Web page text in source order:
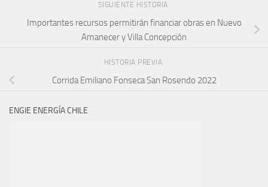
SIGUIENTE HISTORIA
Importantes recursos permitirán financiar obras en Nuevo
Amanecer y Villa Concepción
HISTORIA PREVIA
Corrida Emiliano Fonseca San Rosendo 2022
ENGIE ENERGÍA CHILE